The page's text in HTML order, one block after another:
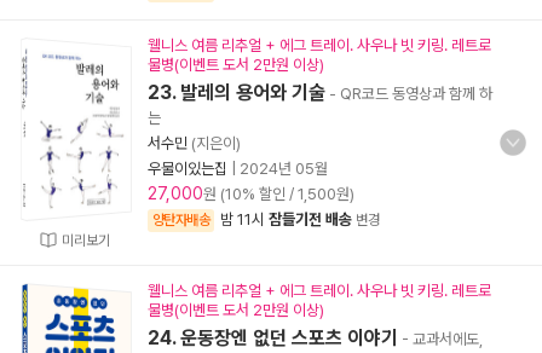
미리보기
웰니스 여름 리추얼 + 에그 트레이. 사우나 빗 키링. 레트로
물병(이벤트 도서 2만원 이상)
23. 발레의 용어와 기술 - QR코드 동영상과 함께 하
는
서수민 (지은이)
우물이있는집
2024년 05월
27,000원 (10% 할인 / 1,500원)
양탄자배송 밤 11시 잠들기전 배송 변경
웰니스 여름 리추얼 + 에그 트레이. 사우나 빗 키링. 레트로
물병(이벤트 도서 2만원 이상)
24. 운동장엔 없던 스포츠 이야기
- 교과서에도,